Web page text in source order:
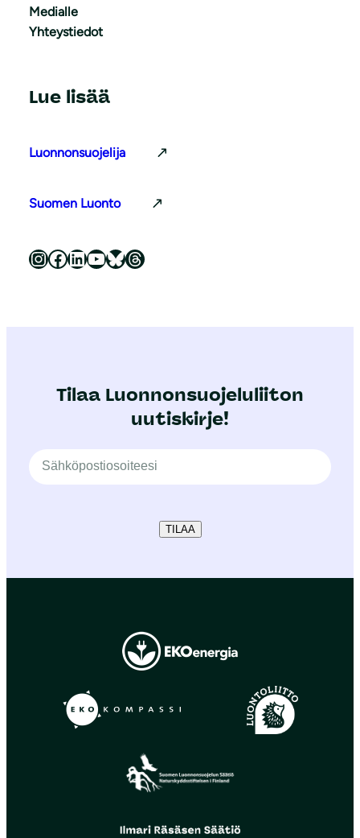
Medialle
Yhteystiedot
Lue lisää
Luonnonsuojelija
Suomen Luonto
Luonnonsuojeluliitto Instagramissa Luonnonsuojeluliitto Facebookissa Luonnonsuojeluliitto LinkedInissä Luonnonsuojeluliiton YouTube-kanava Luonnonsuojeluliitto Blueskyssa Luonnonsuojeluliitto Threadsissa
Tilaa Luonnonsuojeluliiton
uutiskirje!
TILAA